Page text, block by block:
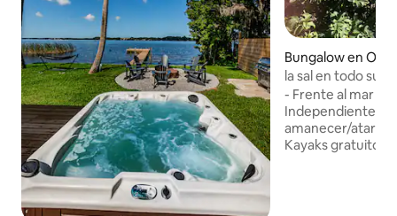
Bungalow en
la sal en todo su
- Frente al mar
Independiente. -
amanecer/
Kayaks